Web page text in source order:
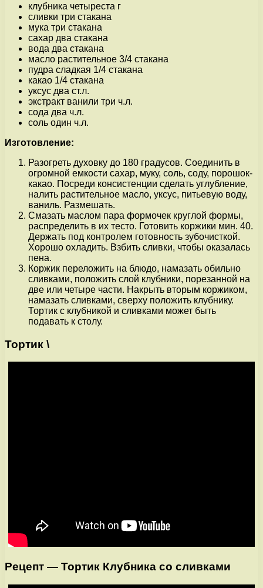
клубника четыреста г
сливки три стакана
мука три стакана
сахар два стакана
вода два стакана
масло растительное 3/4 стакана
пудра сладкая 1/4 стакана
какао 1/4 стакана
уксус два ст.л.
экстракт ванили три ч.л.
сода два ч.л.
соль один ч.л.
Изготовление:
Разогреть духовку до 180 градусов. Соединить в
огромной емкости сахар, муку, соль, соду, порошок-
какао. Посреди консистенции сделать углубление,
налить растительное масло, уксус, питьевую воду,
ваниль. Размешать.
Смазать маслом пара формочек круглой формы,
распределить в их тесто. Готовить коржики мин. 40.
Держать под контролем готовность зубочисткой.
Хорошо охладить. Взбить сливки, чтобы оказалась
пена.
Коржик переложить на блюдо, намазать обильно
сливками, положить слой клубники, порезанной на
две или четыре части. Накрыть вторым коржиком,
намазать сливками, сверху положить клубнику.
Тортик с клубникой и сливками может быть
подавать к столу.
Тортик \
Рецепт — Тортик Клубника со сливками